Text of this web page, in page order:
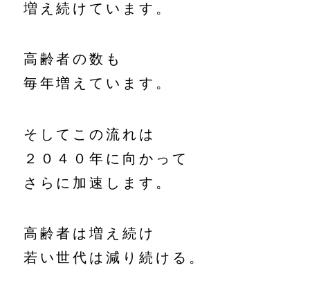
増え続けています。
高齢者の数も
毎年増えています。
そしてこの流れは
２０４０年に向かって
さらに加速します。
高齢者は増え続け
若い世代は減り続ける。